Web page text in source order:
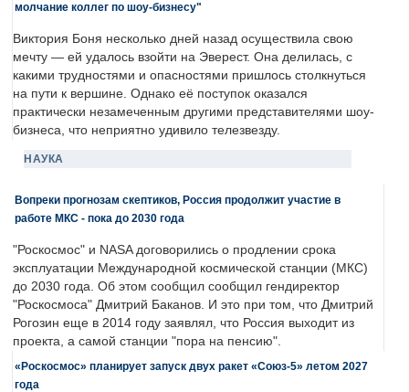
молчание коллег по шоу-бизнесу"
Виктория Боня несколько дней назад осуществила свою
мечту — ей удалось взойти на Эверест. Она делилась, с
какими трудностями и опасностями пришлось столкнуться
на пути к вершине. Однако её поступок оказался
практически незамеченным другими представителями шоу-
бизнеса, что неприятно удивило телезвезду.
НАУКА
Вопреки прогнозам скептиков, Россия продолжит участие в
работе МКС - пока до 2030 года
"Роскосмос" и NASA договорились о продлении срока
эксплуатации Международной космической станции (МКС)
до 2030 года. Об этом сообщил сообщил гендиректор
"Роскосмоса" Дмитрий Баканов. И это при том, что Дмитрий
Рогозин еще в 2014 году заявлял, что Россия выходит из
проекта, а самой станции "пора на пенсию".
«Роскосмос» планирует запуск двух ракет «Союз-5» летом 2027
года